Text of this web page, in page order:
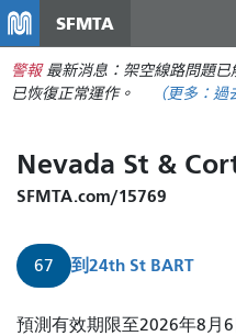
SFMTA
警報 最新消息：架空線路問題已
已恢復正常運作。
（更多： 過
Nevada St &
SFMTA.com/15769
67 到24th St BART
67
預測有效期限至2026年8月